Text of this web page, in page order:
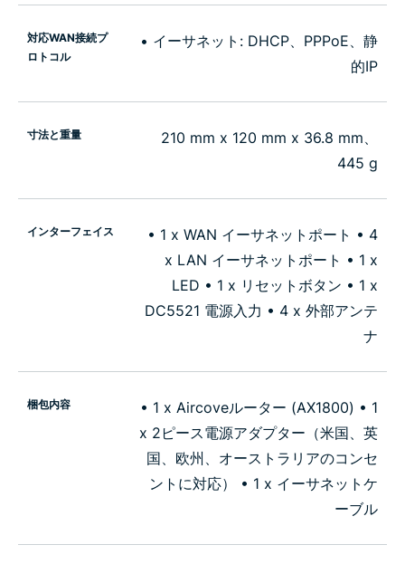
対応WAN接続プ
ロトコル
• イーサネット: DHCP、PPPoE、静
的IP
寸法と重量
210 mm x 120 mm x 36.8 mm、
445 g
インターフェイス
• 1 x WAN イーサネットポート • 4
x LAN イーサネットポート • 1 x
LED • 1 x リセットボタン • 1 x
DC5521 電源入力 • 4 x 外部アンテ
ナ
梱包内容
• 1 x Aircoveルーター (AX1800) • 1
x 2ピース電源アダプター（米国、英
国、欧州、オーストラリアのコンセ
ントに対応） • 1 x イーサネットケ
ーブル